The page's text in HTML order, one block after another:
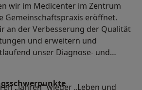
wir im Medicenter im Zentrum
Gemeinschaftspraxis eröffnet.
an der Verbesserung der Qualität
und erweitern und
unser Diagnose- und
„Jahren“ wieder „Leben und